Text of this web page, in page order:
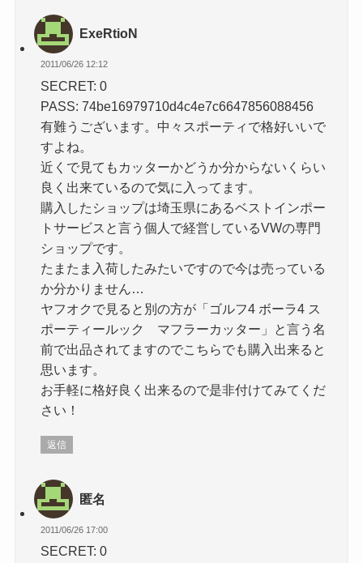
ExeRtioN
2011/06/26 12:12
SECRET: 0
PASS: 74be16979710d4c4e7c6647856088456
有難うございます。中々スポーティで格好いいで
すよね。
近くで見てもカッターかどうか分からないくらい
良く出来ているので気に入ってます。
購入したショップは埼玉県にあるベストインポー
トサービスと言う個人で経営しているVWの専門
ショップです。
たまたま入荷したみたいですので今は売っている
か分かりません…
ヤフオクで見ると別の方が「ゴルフ4 ボーラ4 ス
ポーティールック マフラーカッター」と言う名
前で出品されてますのでこちらでも購入出来ると
思います。
お手軽に格好良く出来るので是非付けてみてくだ
さい！
返信
匿名
2011/06/26 17:00
SECRET: 0